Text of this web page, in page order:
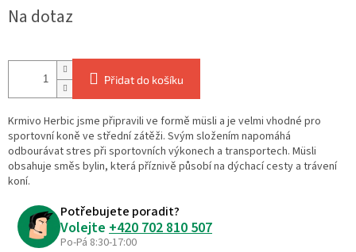
cena:
Na dotaz
Přidat do košíku
Krmivo Herbic jsme připravili ve formě müsli a je velmi vhodné pro
sportovní koně ve střední zátěži. Svým složením napomáhá
odbourávat stres při sportovních výkonech a transportech. Müsli
obsahuje směs bylin, která příznivě působí na dýchací cesty a trávení
koní.
Potřebujete poradit?
Volejte +420 702 810 507
Po-Pá 8:30-17:00